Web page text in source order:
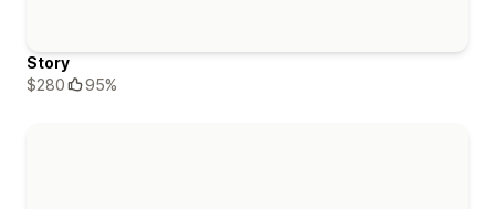
Story
$280
95%